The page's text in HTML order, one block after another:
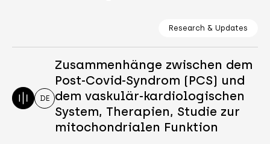
Research & Updates
DE
Zusammenhänge zwischen dem
Post-Covid-Syndrom (PCS) und
dem vaskulär-kardiologischen
System, Therapien, Studie zur
mitochondrialen Funktion